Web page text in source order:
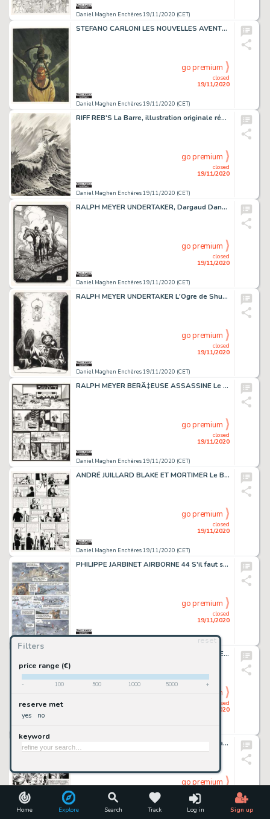
Home Explore Search Track Log in Sign up
Filters
reset
price range (€)
- 100 500 1000 5000 +
reserve met
yes no
keyword
Daniel Maghen Enchères 19/11/2020 (CET)
STEFANO CARLONI LES NOUVELLES AVENTURES DE BARBE-ROUGE Pendu haut et court ! (T.1),...
Daniel Maghen Enchères 19/11/2020 (CET)
closed
19/11/2020
go premium
RIFF REB'S La Barre, illustration originale réalisée en 2020. Signée. Encre de Chine...
Daniel Maghen Enchères 19/11/2020 (CET)
closed
19/11/2020
go premium
RALPH MEYER UNDERTAKER, Dargaud Dans les nuages, illustration originale réalisée...
Daniel Maghen Enchères 19/11/2020 (CET)
closed
19/11/2020
go premium
RALPH MEYER UNDERTAKER L'Ogre de Shutter Camp (T.3), Dargaud 2017 Les Pieds sur la...
Daniel Maghen Enchères 19/11/2020 (CET)
closed
19/11/2020
go premium
RALPH MEYER BERÃ‡EUSE ASSASSINE Le Coeur de Telenko (T.1), Dargaud 1997 Planche originale...
Daniel Maghen Enchères 19/11/2020 (CET)
closed
19/11/2020
go premium
ANDRÉ JUILLARD BLAKE ET MORTIMER Le BÃ¢ton de Plutarque (T.23), Blake et Mortimer...
Daniel Maghen Enchères 19/11/2020 (CET)
closed
19/11/2020
go premium
PHILIPPE JARBINET AIRBORNE 44 S'il faut survivre (T.5), Casterman 2014 Planche originale...
closed
19/11/2020
go premium
MICHEL PLESSIX LE VENT DANS LES SAULES Foutoir au manoir (T.4), Delcourt 2001 Planche...
closed
19/11/2020
go premium
TIBET RIC HOCHET Les Compagnons du Diable (T.13), Le Lombard 1971 Planche originale...
19/11/2020
go premium